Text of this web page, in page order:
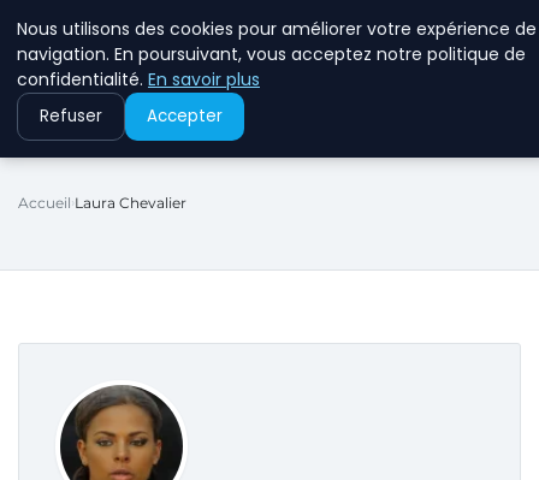
Accueil Laura Chevalier
Nous utilisons des cookies pour améliorer votre expérience de
navigation. En poursuivant, vous acceptez notre politique de
confidentialité. En savoir plus
Refuser Accepter